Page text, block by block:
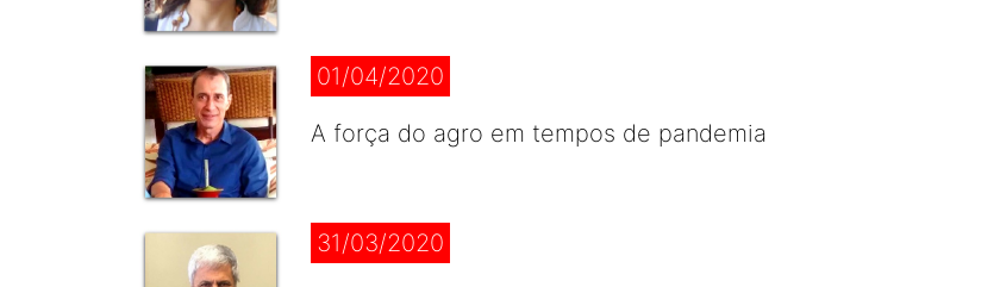
01/04/2020
A força do agro em tempos de pandemia
31/03/2020